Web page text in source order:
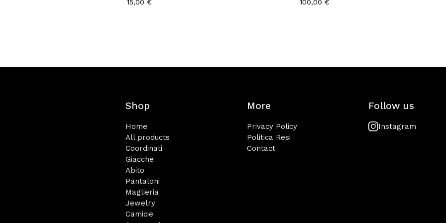
15,00 € 100,00 €
Shop
Home
All products
Coordinati
Giacche
Abito
Pantaloni
Maglieria
Jewelry
Camicie
More
Privacy Policy
Politica Resi
Contact
Follow us
Instagram